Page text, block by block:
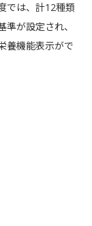
では、計12種類
が設定され、
養機能表示がで